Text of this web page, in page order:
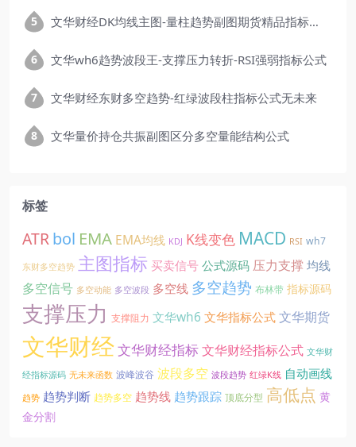
文华财经DK均线主图-量柱趋势副图期货精品指标公式
文华wh6趋势波段王-支撑压力转折-RSI强弱指标公式
文华财经东财多空趋势-红绿波段柱指标公式无未来
文华量价持仓共振副图区分多空量能结构公式
标签
ATRbol EMA EMA均线 KDJ K线变色 MACD RSI wh7
东财多空趋势 主图指标 买卖信号公式源码 压力支撑 均线
多空信号 多空动能 多空波段 多空线 多空趋势 布林带 指标源码
支撑压力 支撑阻力 文华wh6 文华指标公式文华期货
文华财经文华财经指标文华财经指标公式 文华财
经指标源码 无未来函数 波峰波谷 波段多空 波段趋势 红绿K线 自动画线
趋势 趋势判断 趋势多空 趋势线 趋势跟踪 顶底分型 高低点 黄
金分割